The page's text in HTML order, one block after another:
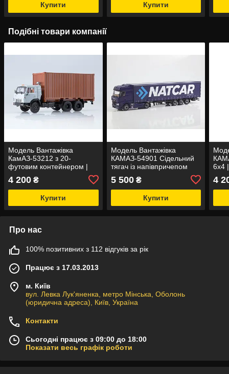
Купити Купити
Подібні товари компанії
Модель Вантажівка
КамАЗ-53212 з 20-
футовим контейнером |
4 200 ₴
Купити
Модель Вантажівка
КАМАЗ-54901 Сідельний
тягач із напівпричепом
ПАТ KAMAZ
5 500₴
Купити
6х4
4
Про нас
100% позитивних з 112 відгуків за рік
Працює з 17.03.2013
м. Київ
вул. Левка Лук'яненка, метро Мінська, Оболонь
(юридична адреса), Київ, Україна
Контакти
Сьогодні працює з 09:00 до 18:00
Показати весь графік роботи